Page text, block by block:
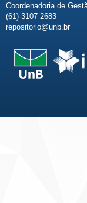
Coordenadoria de
(61) 3107-2683
repositorio@unb.br